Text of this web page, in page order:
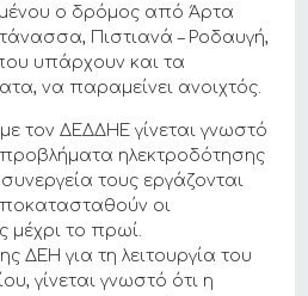
ο δρόμος από Άρτα
Πιστιανά – Ροδαυγή,
υπάρχουν και τα
να παραμείνει ανοιχτός.
τον ΔΕΔΔΗΕ γίνεται γνωστό
ηλεκτροδότησης
τους εργάζονται
οι
μέχρι το πρωί.
ΔΕΗ για τη λειτουργία του
γίνεται γνωστό ότι η